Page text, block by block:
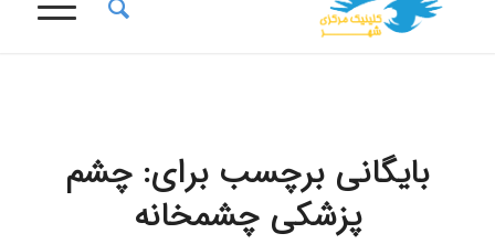
بایگانی برچسب برای: چشم
پزشکی چشمخانه